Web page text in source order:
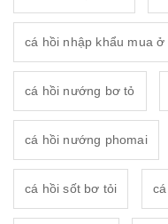
cá hồi nhập khẩu mua ở
cá hồi nướng bơ tỏ
cá hồi nướng phomai
cá hồi sốt bơ tỏi